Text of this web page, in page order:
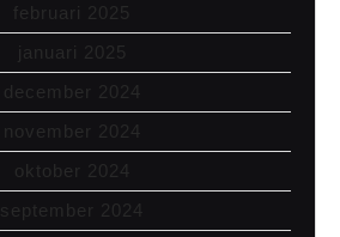
februari 2025
januari 2025
december 2024
november 2024
oktober 2024
september 2024